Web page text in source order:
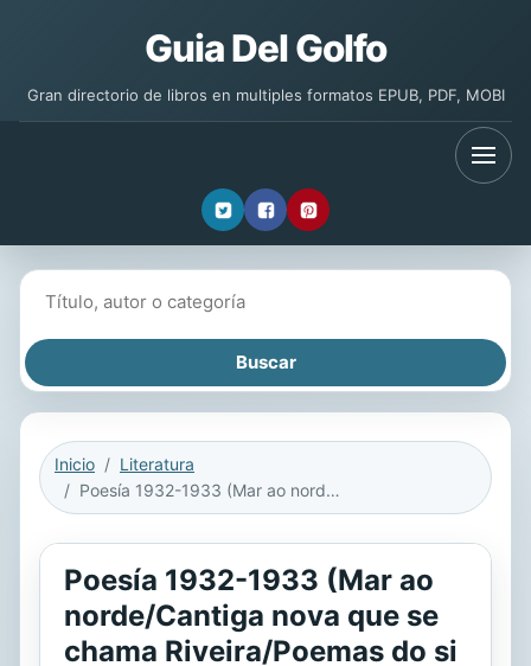
Guia Del Golfo
Gran directorio de libros en multiples formatos EPUB, PDF, MOBI
Inicio
Literatura
Poesía 1932-1933 (Mar ao norde/Cantiga nova que se chama Riveira/Poemas do si e non)
Poesía 1932-1933 (Mar ao
norde/Cantiga nova que se
chama Riveira/Poemas do si